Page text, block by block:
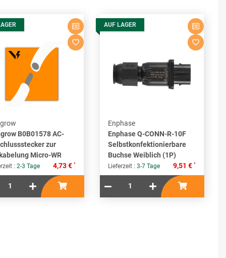
B0B01578 AC-
zur
Micro-WR
: 2-3 Tage 4,73 € *
AUF LAGER
Enphase
Enphase Q-CONN-R-10F
Selbstkonfektionierbare
Buchse Weiblich (1P)
Lieferzeit : 3-7 Tage 9,51 € *